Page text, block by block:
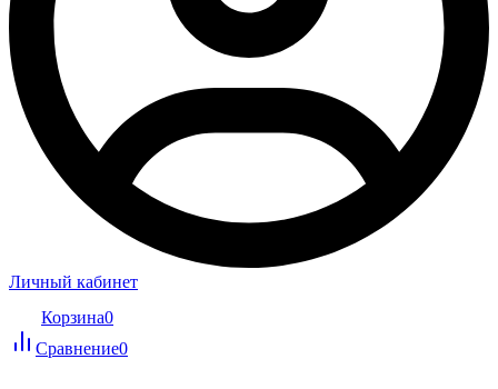
Личный кабинет
Корзина0
Сравнение0